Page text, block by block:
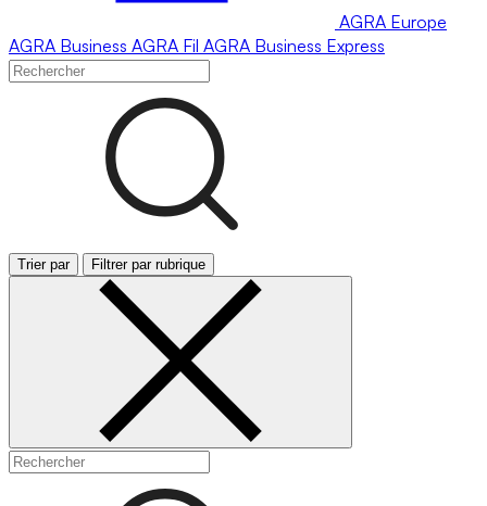
AGRA Europe
AGRA Business AGRA Fil AGRA Business Express
Trier par Filtrer par rubrique